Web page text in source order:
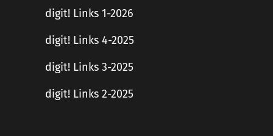
digit! Links 1-2026
digit! Links 4-2025
digit! Links 3-2025
digit! Links 2-2025